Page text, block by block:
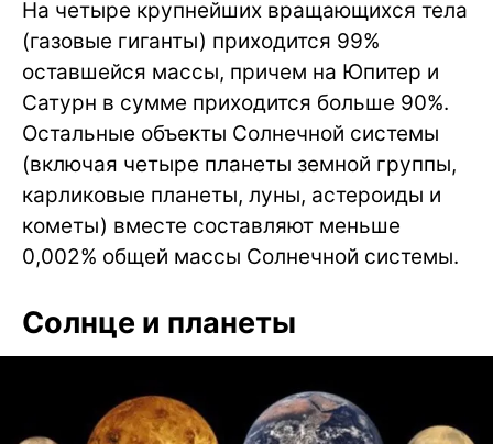
На четыре крупнейших вращающихся тела
(газовые гиганты) приходится 99%
оставшейся массы, причем на Юпитер и
Сатурн в сумме приходится больше 90%.
Остальные объекты Солнечной системы
(включая четыре планеты земной группы,
карликовые планеты, луны, астероиды и
кометы) вместе составляют меньше
0,002% общей массы Солнечной системы.
Солнце и планеты